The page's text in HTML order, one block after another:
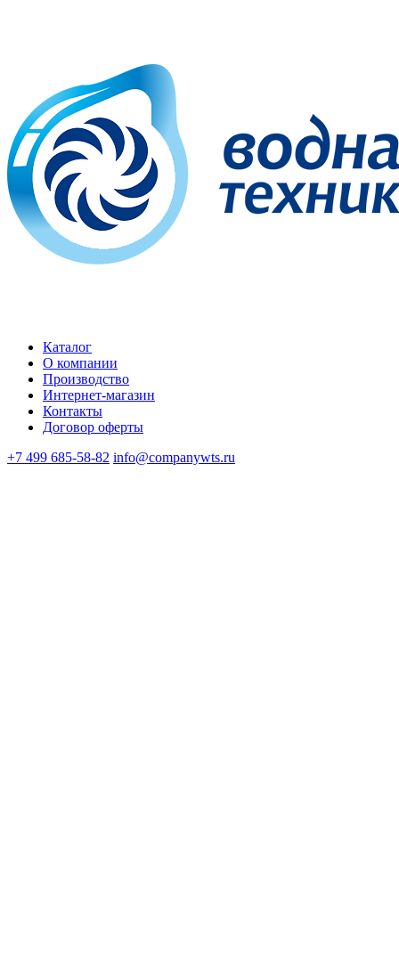
Каталог
О компании
Производство
Интернет-магазин
Контакты
Договор оферты
+7 499 685-58-82 info@companywts.ru